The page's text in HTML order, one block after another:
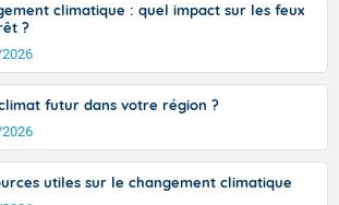
climatique : quel impact sur les feux
?
futur dans votre région ?
utiles sur le changement climatique